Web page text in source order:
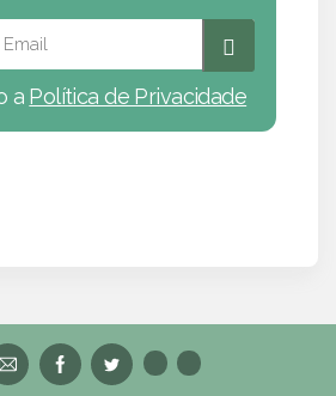
a Política de Privacidade